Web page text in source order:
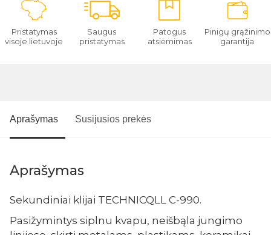
Pristatymas
visoje lietuvoje
Saugus
pristatymas
Patogus
atsiėmimas
Pinigų grąžinimo
garantija
Aprašymas Susijusios prekės
Aprašymas
Sekundiniai klijai TECHNICQLL C-990.
Pasižymintys siplnu kvapu, neišbąla jungimo